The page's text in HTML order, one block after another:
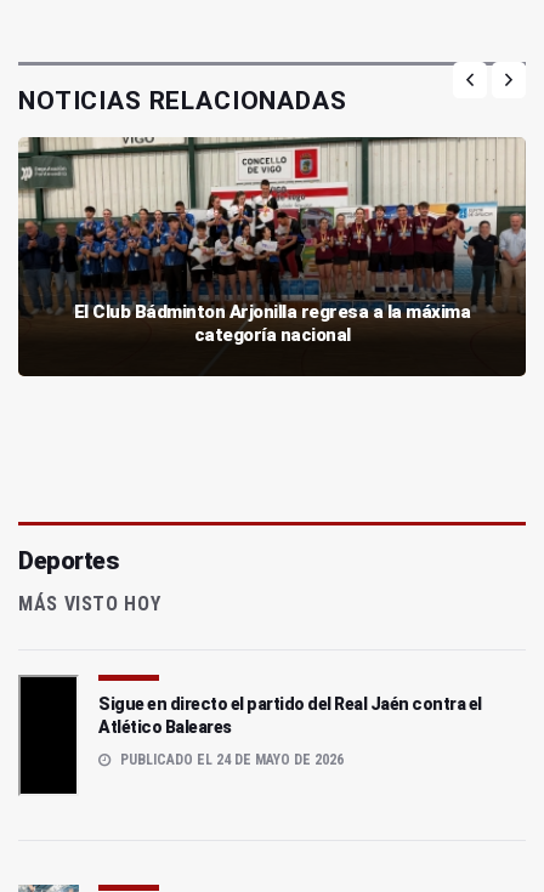
NOTICIAS RELACIONADAS
El Club Bádminton Arjonilla regresa a la máxima
categoría nacional
Deportes
MÁS VISTO HOY
Sigue en directo el partido del Real Jaén contra el
Atlético Baleares
PUBLICADO EL 24 DE MAYO DE 2026